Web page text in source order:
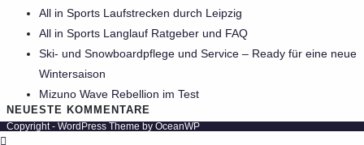
All in Sports Laufstrecken durch Leipzig
All in Sports Langlauf Ratgeber und FAQ
Ski- und Snowboardpflege und Service – Ready für eine neue
Wintersaison
Mizuno Wave Rebellion im Test
NEUESTE KOMMENTARE
Copyright - WordPress Theme by OceanWP